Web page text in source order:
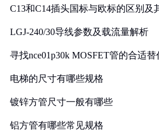
C13和C14插头国标与欧标的区别及
LGJ-240/30导线参数及载流量解析
寻找nce01p30k MOSFET管的合适
电梯的尺寸有哪些规格
镀锌方管尺寸一般有哪些
铝方管有哪些常见规格